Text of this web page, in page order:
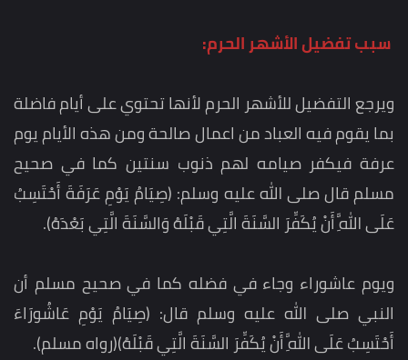
سبب تفضيل الأشهر الحرم:
ويرجع التفضيل للأشهر الحرم لأنها تحتوي على أيام فاضلة
بما يقوم فيه العباد من اعمال صالحة ومن هذه الأيام يوم
عرفة فيكفر صيامه لهم ذنوب سنتين كما في صحيح
مسلم قال صلى الله عليه وسلم: (صِيَامُ يَوْمِ عَرَفَةَ أَحْتَسِبُ
عَلَى اللَّهِ أَنْ يُكَفِّرَ السَّنَةَ الَّتِي قَبْلَهُ وَالسَّنَةَ الَّتِي بَعْدَهُ).
ويوم عاشوراء وجاء في فضله كما في صحيح مسلم أن
النبي صلى الله عليه وسلم قال: (صِيَامُ يَوْمِ عَاشُورَاءَ
أَحْتَسِبُ عَلَى اللَّهِ أَنْ يُكَفِّرَ السَّنَةَ الَّتِي قَبْلَهُ)(رواه مسلم).